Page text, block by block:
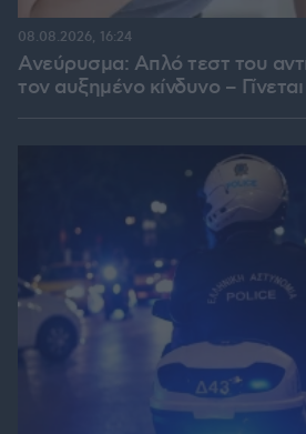
Ανεύρυσμα: Απλό τεστ του
τον αυξημένο κίνδυνο –
08.08.2026, 16:24